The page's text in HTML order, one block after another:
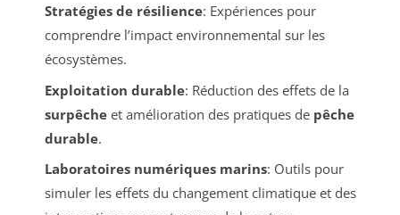
Stratégies de résilience: Expériences pour
comprendre l’impact environnemental sur les
écosystèmes.
Exploitation durable: Réduction des effets de la
surpêcheet amélioration des pratiques de pêche
durable.
Laboratoires numériques marins: Outils pour
simuler les effets du changement climatique et des